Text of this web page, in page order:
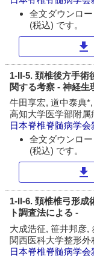
全文ダウンロ
(税込) です。
download
1-II-5. 頚椎後方手術
関する考察 - 神経生
牛田享宏, 道中泰典
高知大学医学部附
日本脊椎脊髄病学会
全文ダウンロ
(税込) です。
download
1-II-6. 頚椎椎弓形成
ト調査法による -
大成浩征, 笹井邦彦,
関西医科大学整形外
日本脊椎脊髄病学会